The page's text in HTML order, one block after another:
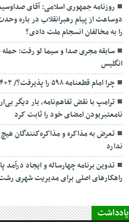
روزنامه جمهوری اسلامی: آقای
دوساعت از پیام رهبرانقلاب در باره
را به مخالفان انسجام ملت دادی؟
سابقه مجری صدا و سیما لو رفت:
انگلیس
چرا امام قطعنامه ۵۹۸ را پذیرفت؟/ ۲+۴ دلیل
ترامپ با نقض تفاهم‌نامه، بار دیگر
نامعتبربودن امضای خود را ثابت کرد
تعرض به مذاکره و مذاکره‌کنندگان هیچ
ندارد
تدوین برنامه چهارساله و ایجاد درآمد
راهکارهای اصلی برای مدیریت شهری
یادداشت